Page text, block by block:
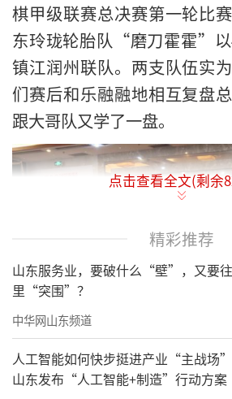
棋甲级联赛总决赛第一轮比
东玲珑轮胎队“磨刀霍霍”
镇江润州联队。两支队伍实
们赛后和乐融融地相互复盘
跟大哥队又学了一盘。
点击查看全文(剩余
精彩推荐
山东服务业，要破什么“壁”，又要
里“突围”？
中华网山东频道
人工智能如何快步挺进产业“主战场”
山东发布“人工智能+制造”行动方案